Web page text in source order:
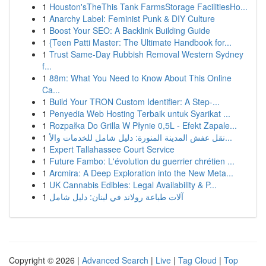
1 Houston'sTheThis Tank FarmsStorage FacilitiesHo...
1 Anarchy Label: Feminist Punk & DIY Culture
1 Boost Your SEO: A Backlink Building Guide
1 {Teen Patti Master: The Ultimate Handbook for...
1 Trust Same-Day Rubbish Removal Western Sydney
f...
1 88m: What You Need to Know About This Online
Ca...
1 Build Your TRON Custom Identifier: A Step-...
1 Penyedia Web Hosting Terbaik untuk Syarikat ...
1 Rozpałka Do Grilla W Płynie 0,5L - Efekt Zapale...
1
نقل عفش المدينة المنورة: دليل شامل للخدمات والأ...
1 Expert Tallahassee Court Service
1 Future Fambo: L'évolution du guerrier chrétien ...
1 Arcmira: A Deep Exploration into the New Meta...
1 UK Cannabis Edibles: Legal Availability & P...
1 آلات طباعة رولاند في لبنان: دليل شامل
Copyright © 2026 | Advanced Search | Live | Tag Cloud | Top